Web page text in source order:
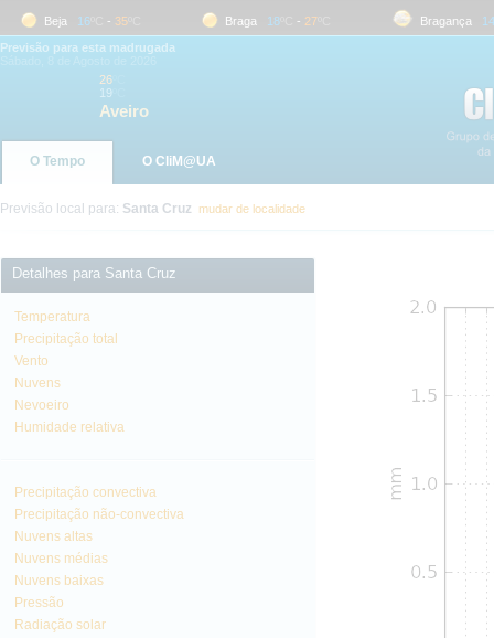
Beja 16 ºC 35 ºC Braga 18 ºC 27 ºC Bragança 14 ºC
Previsão para esta madrugada
26
19
Aveiro
O Tempo O CliM@UA
Previsão local para: Santa Cruz mudar de localidade
Detalhes para Santa Cruz
Temperatura
Precipitação total
Vento
Nuvens
Nevoeiro
Humidade relativa
Precipitação convectiva
Precipitação não-convectiva
Nuvens altas
Nuvens médias
Nuvens baixas
Pressão
Radiação solar